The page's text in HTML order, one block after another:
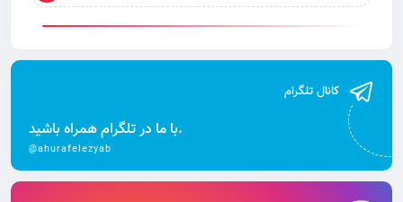
کانال تلگرام
با ما در تلگرام همراه باشید.
@ahurafelezyab